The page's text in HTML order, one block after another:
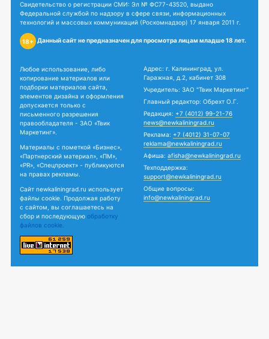
Свидетельство о регистрации СМИ: Эл № ФС77-43520, выдано
Федеральной службой по надзору в сфере связи, информационных
технологий и массовых коммуникаций (Роскомнадзор) 17 января 2011 г.
18+ Данный сайт не предназначен для просмотра лицам младше 18 лет.
Любое использование, либо
копирование материалов или
подборки материалов сайта,
элементов дизайна и оформления
допускается только с
письменного разрешения
правообладателя - ЗАО «Твик
Маркетинг».
Материалы с пометкой «Бизнес»,
«Партнерский материал», «ПМ»,
«PR», «Спецпроект» - публикуются
на правах рекламы.
Сайт newkaliningrad.ru использует
файлы cookie. Продолжая работу
с сайтом, вы соглашаетесь на
сбор и последующую обработку
файлов cookie.
Адрес: г. Калининград, ул.
Гаражная, д.2, кабинет 308
Учредитель: ЗАО "Твик Маркетинг"
Главный редактор: Обрехт О.Г.
Редакция: +7 (4012) 99-21-76
news@newkaliningrad.ru
Реклама: +7 (4012) 31-07-07
reklama@newkaliningrad.ru
Афиша: afisha@newkaliningrad.ru
Техподдержка:
support@newkaliningrad.ru
Общие вопросы:
info@newkaliningrad.ru